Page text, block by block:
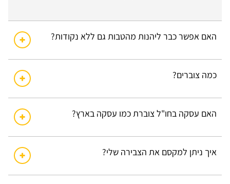
האם אפשר כבר ליהנות מהטבות גם ללא נקודות?
כמה צוברים?
האם עסקה בחו"ל צוברת כמו עסקה בארץ?
איך ניתן למקסם את הצבירה שלי?